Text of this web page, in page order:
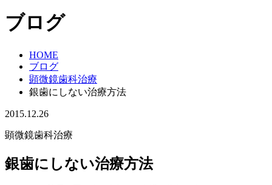
ブログ
HOME
ブログ
顕微鏡歯科治療
銀歯にしない治療方法
2015.12.26
顕微鏡歯科治療
銀歯にしない治療方法